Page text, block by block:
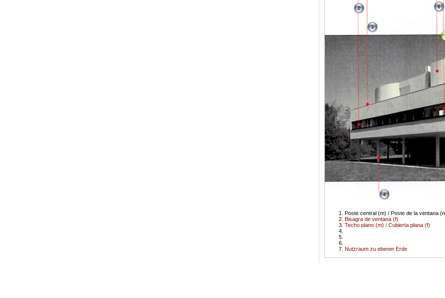
Poste central (m) / Poste de la ventana
Bisagra de ventana (f)
2
Techo plano (m) / Cubierta plana (f)
3
4
6
Nutzraum zu ebener Erde